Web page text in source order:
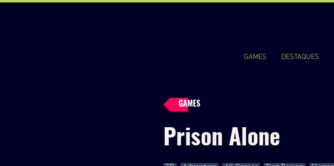
GAMES DESTAQUES
GAMES
Prison Alone